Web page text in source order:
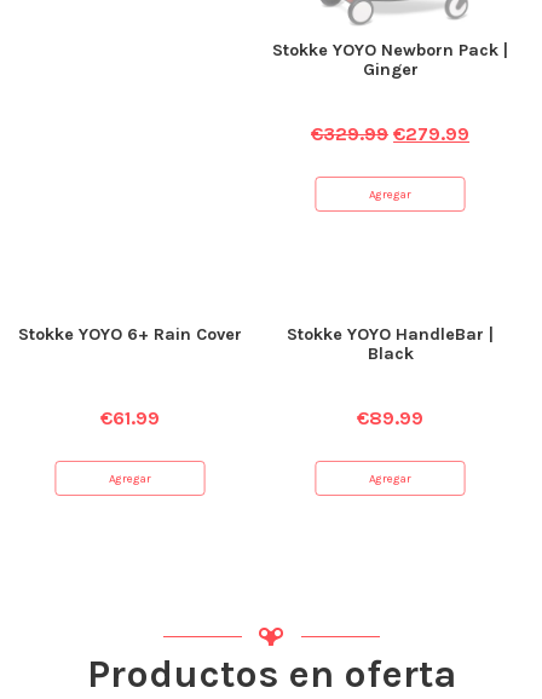
Stokke YOYO Newborn Pack |
Ginger
€329.99 €279.99
Agregar
Stokke YOYO 6+ Rain Cover
€61.99
Agregar
Stokke YOYO HandleBar |
Black
€89.99
Agregar
Productos en oferta